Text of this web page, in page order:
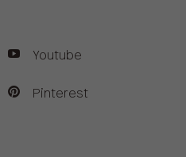
Youtube
Pinterest